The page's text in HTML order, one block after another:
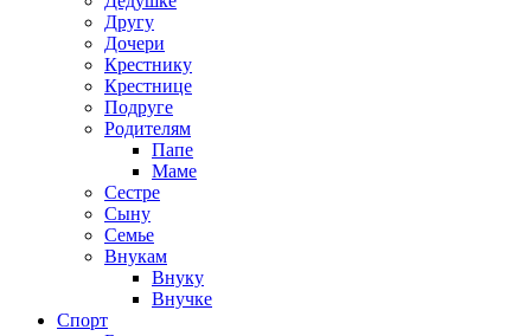
Другу
Дочери
Крестнику
Крестнице
Подруге
Родителям
Папе
Маме
Сестре
Сыну
Семье
Внукам
Внуку
Внучке
Спорт